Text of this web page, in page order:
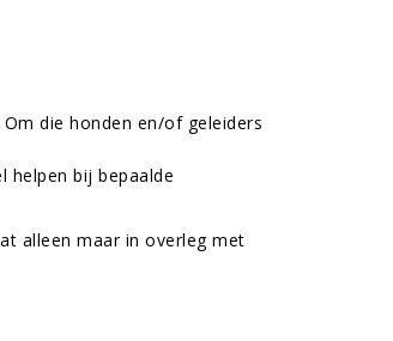
die honden en/of geleiders
helpen bij bepaalde
alleen maar in overleg met